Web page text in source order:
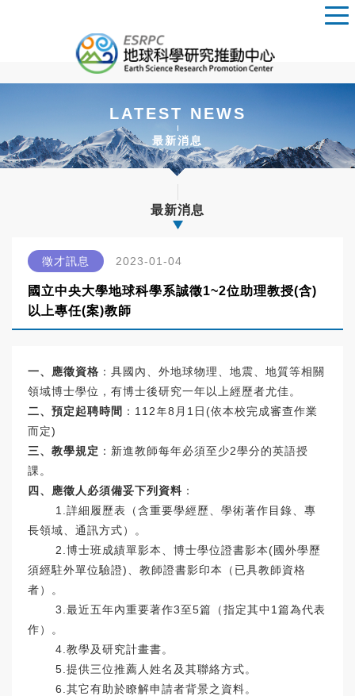
LATEST NEWS
最新消息
最新消息
徵才訊息 2023-01-04
國立中央大學地球科學系誠徵1~2位助理教授(含)
以上專任(案)教師
一、應徵資格 ：具國內、外地球物理、地震、地質等相關
領域博士學位，有博士後研究一年以上經歷者尤佳。
二、預定起聘時間 ：112年8月1日(依本校完成審查作業
而定)
三、教學規定 ：新進教師每年必須至少2學分的英語授
課。
四、應徵人必須備妥下列資料 ：
1.詳細履歷表（含重要學經歷、學術著作目錄、專
長領域、通訊方式）。
2.博士班成績單影本、博士學位證書影本(國外學歷
須經駐外單位驗證)、教師證書影印本（已具教師資格
者）。
3.最近五年內重要著作3至5篇（指定其中1篇為代表
作）。
4.教學及研究計畫書。
5.提供三位推薦人姓名及其聯絡方式。
6.其它有助於瞭解申請者背景之資料。